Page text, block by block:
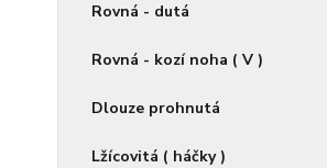
Rovná - dutá
Rovná - kozí noha ( V )
Dlouze prohnutá
Lžícovitá ( háčky )